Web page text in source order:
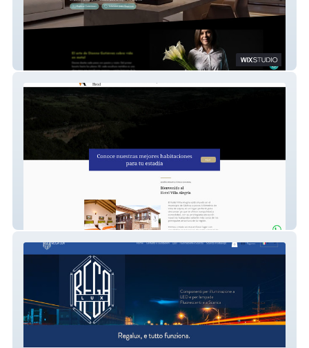
Esculturas DG
Hotel Villa Alegría